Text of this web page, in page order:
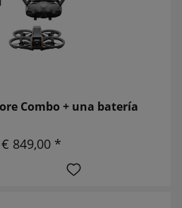
Combo + una batería
€ 849,00 *